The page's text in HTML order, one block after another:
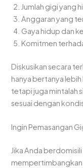
Jumlah gigi yang
Anggaran yang
Gaya hidup dan
Komitmen
Diskusikan secara
hanya bertanya
tetapi juga mintalah
sesuai dengan
Ingin Pemasangan
Jika Anda
mempertimbangkan